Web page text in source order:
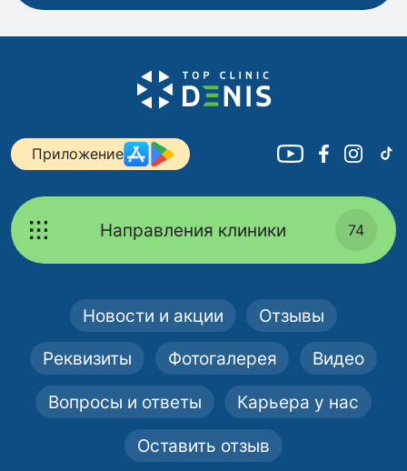
Приложение
Направления клиники 74
Новости и акции Отзывы
Реквизиты Фотогалерея Видео
Вопросы и ответы Карьера у нас
Оставить отзыв